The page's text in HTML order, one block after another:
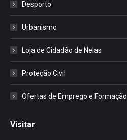
Desporto
Urbanismo
Loja de Cidadão de Nelas
Proteção Civil
Ofertas de Emprego e Formação
Visitar